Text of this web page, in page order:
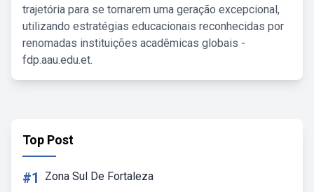
trajetória para se tornarem uma geração excepcional,
utilizando estratégias educacionais reconhecidas por
renomadas instituições acadêmicas globais -
fdp.aau.edu.et.
Top Post
#1 Zona Sul De Fortaleza